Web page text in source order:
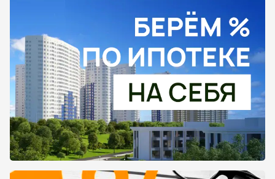
ознакомиться со всей информацией, что бы в
конечном итоге купить квартиру в том жилом
комплексе, который будет максимально
комфортен и удобен для вашего дальнейшего
проживания. В каталоге представлены как
объекты, которые находятся на этапе
строительства, так и уже сданные
новостройки.